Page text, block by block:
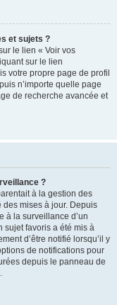
et sujets ?
le lien « Voir vos
sur le lien
votre propre page de profil
n’importe quelle page
de recherche avancée et
?
à la gestion des
des mises à jour. Depuis
à la surveillance d’un
sujet favoris a été mis à
d’être notifié lorsqu’il y
de notifications pour
depuis le panneau de